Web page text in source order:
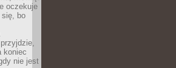
oczekuje
się, bo
koniec
nie jest